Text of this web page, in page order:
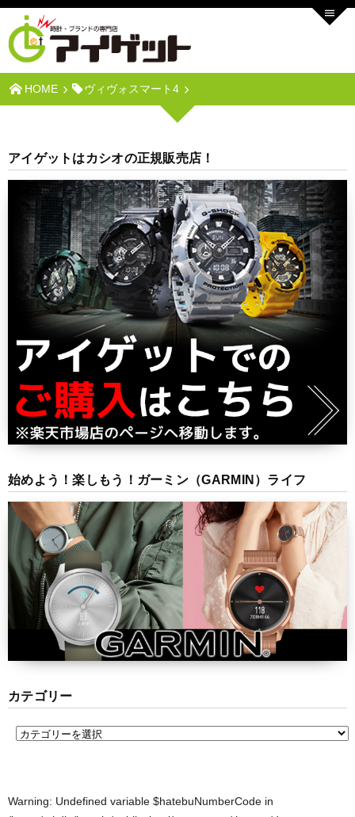
HOME ヴィヴォスマート4
アイゲットはカシオの正規販売店！
始めよう！楽しもう！ガーミン（GARMIN）ライフ
カテゴリー
Warning: Undefined variable $hatebuNumberCode in